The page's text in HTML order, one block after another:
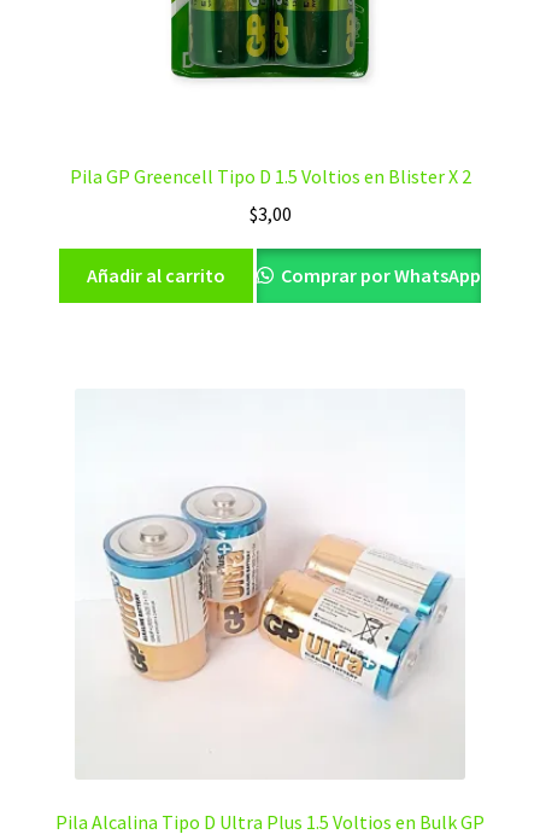
Pila GP Greencell Tipo D 1.5 Voltios en Blister X 2
$3,00
Añadir al carrito Comprar por WhatsApp
Pila Alcalina Tipo D Ultra Plus 1.5 Voltios en Bulk GP